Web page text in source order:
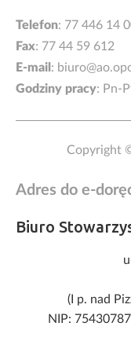
Telefon: 77 446 14
Fax: 77 44 59 612
E-mail :
Godziny pracy: Pn-
Copyright
Adres do e-
Biuro
(I p. nad
NIP: